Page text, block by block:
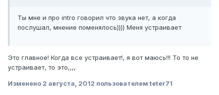
Ты мне и про intro говорил что звука нет, а когда
послушал, мнение поменялось)))) Меня устраивает
Это главное! Когда все устраивает!, я вот маюсь!!! То то не
устраивает, то это,,,,
Изменено 2 августа, 2012 пользователем teter71